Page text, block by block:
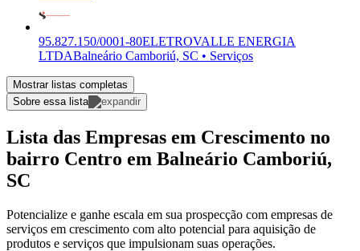
95.827.150/0001-80ELETROVALLE ENERGIA
LTDABalneário Camboriú, SC • Serviços
Mostrar listas completas
Sobre essa lista
Lista das Empresas em Crescimento no
bairro Centro em Balneário Camboriú,
SC
Potencialize e ganhe escala em sua prospecção com empresas de
serviços em crescimento com alto potencial para aquisição de
produtos e serviços que impulsionam suas operações.